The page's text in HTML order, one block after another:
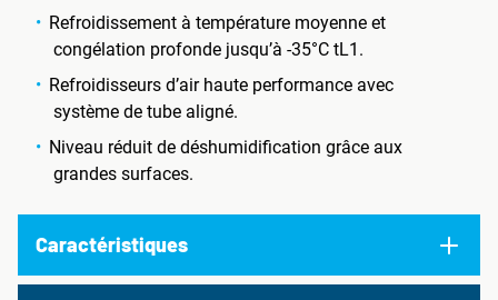
Refroidissement à température moyenne et
congélation profonde jusqu’à -35°C tL1.
Refroidisseurs d’air haute performance avec
système de tube aligné.
Niveau réduit de déshumidification grâce aux
grandes surfaces.
Caractéristiques